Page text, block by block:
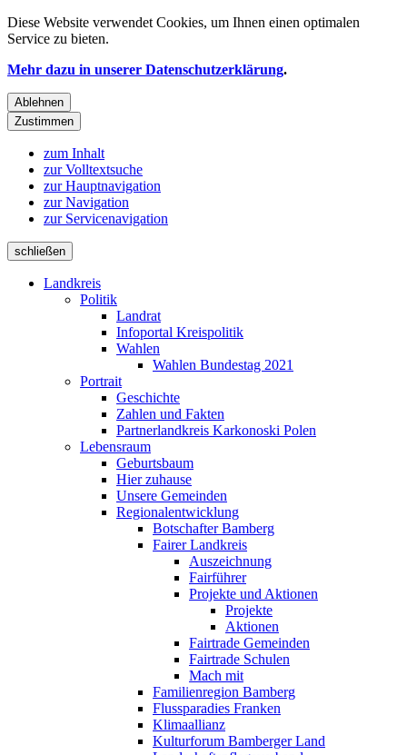
Diese Website verwendet Cookies, um Ihnen einen optimalen
Service zu bieten.
Mehr dazu in unserer Datenschutzerklärung.
Ablehnen
Zustimmen
zum Inhalt
zur Volltextsuche
zur Hauptnavigation
zur Navigation
zur Servicenavigation
schließen
Landkreis
Politik
Landrat
Infoportal Kreispolitik
Wahlen
Wahlen Bundestag 2021
Portrait
Geschichte
Zahlen und Fakten
Partnerlandkreis Karkonoski Polen
Lebensraum
Geburtsbaum
Hier zuhause
Unsere Gemeinden
Regionalentwicklung
Botschafter Bamberg
Fairer Landkreis
Auszeichnung
Fairführer
Projekte und Aktionen
Projekte
Aktionen
Fairtrade Gemeinden
Fairtrade Schulen
Mach mit
Familienregion Bamberg
Flussparadies Franken
Klimaallianz
Kulturforum Bamberger Land